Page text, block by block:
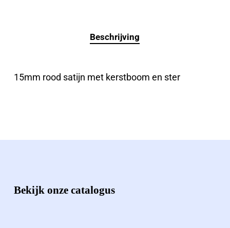
Beschrijving
15mm rood satijn met kerstboom en ster
Bekijk onze catalogus